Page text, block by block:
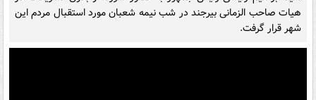
هیات صاحب الزمانی بیرجند در شب نیمه شعبان مورد استقبال مردم این
شهر قرار گرفت.